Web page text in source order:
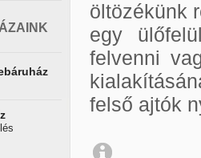
öltözékünk
egy
felvenni
felső ajtók